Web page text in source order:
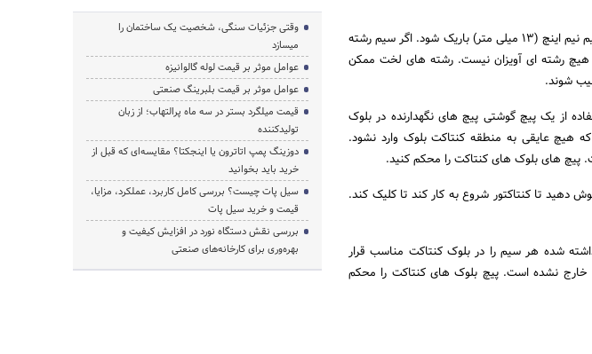
5- سیم ها را ببندید. از نوارهای سیمی استفاده کنید تا از انتهای هر سیم نیم اینچ (13 میلی متر) باریک شود. اگر سیم رشته
هیچ رشته ای آویزان نیست. رشته های لخت ممکن
شوند.
از یک پیچ گوشتی پیچ های نگهدارنده در بلوک
هیچ عایقی به منطقه کنتاکت بلوک وارد نشود.
پیچ های بلوک های کنتاکت را محکم کنید.
دهید تا کنتاکتور شروع به کار کند تا کلیک کند.
شده هر سیم را در بلوک کنتاکت مناسب قرار
نشده است. پیچ بلوک های کنتاکت را محکم
وقتی جزئیات سنگی، شخصیت یک ساختمان را
میسازد
عوامل موثر بر قیمت لوله گالوانیزه
عوامل موثر بر قیمت بلبرینگ صنعتی
قیمت میلگرد بستر در سه ماه پرالتهاب؛ از زبان
تولیدکننده
دوزینگ پمپ اتاترون یا اینجکتا؟ مقایسه‌ای که قبل از
خرید باید بخوانید
سیل پات چیست؟ بررسی کامل کاربرد، عملکرد، مزایا،
قیمت و خرید سیل پات
بررسی نقش دستگاه نورد در افزایش کیفیت و
بهره‌وری برای کارخانه‌های صنعتی